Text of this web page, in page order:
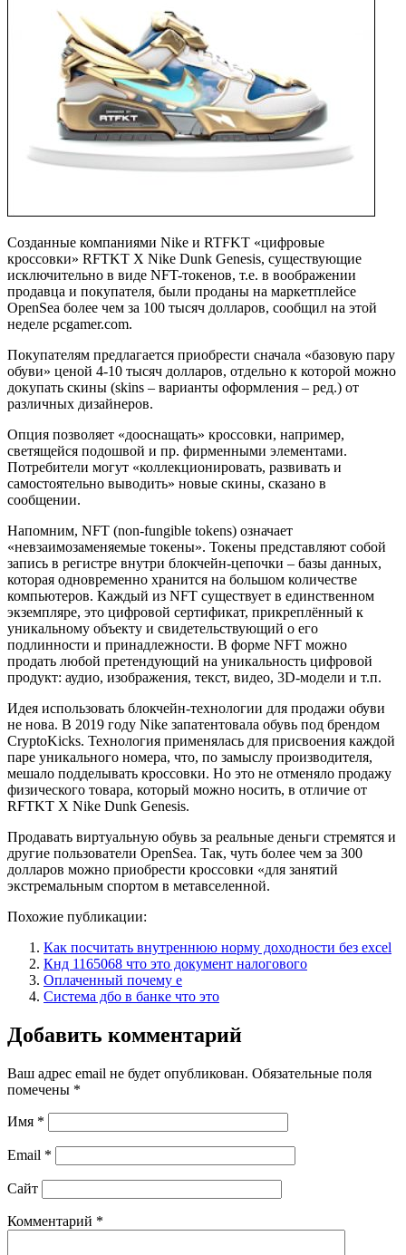
Созданные компаниями Nike и RTFKT «цифровые
кроссовки» RFTKT X Nike Dunk Genesis, существующие
исключительно в виде NFT-токенов, т.е. в воображении
продавца и покупателя, были проданы на маркетплейсе
OpenSea более чем за 100 тысяч долларов, сообщил на этой
неделе pcgamer.com.
Покупателям предлагается приобрести сначала «базовую пару
обуви» ценой 4-10 тысяч долларов, отдельно к которой можно
докупать скины (skins – варианты оформления – ред.) от
различных дизайнеров.
Опция позволяет «дооснащать» кроссовки, например,
светящейся подошвой и пр. фирменными элементами.
Потребители могут «коллекционировать, развивать и
самостоятельно выводить» новые скины, сказано в
сообщении.
Напомним, NFT (non-fungible tokens) означает
«невзаимозаменяемые токены». Токены представляют собой
запись в регистре внутри блокчейн-цепочки – базы данных,
которая одновременно хранится на большом количестве
компьютеров. Каждый из NFT существует в единственном
экземпляре, это цифровой сертификат, прикреплённый к
уникальному объекту и свидетельствующий о его
подлинности и принадлежности. В форме NFT можно
продать любой претендующий на уникальность цифровой
продукт: аудио, изображения, текст, видео, 3D-модели и т.п.
Идея использовать блокчейн-технологии для продажи обуви
не нова. В 2019 году Nike запатентовала обувь под брендом
CryptoKicks. Технология применялась для присвоения каждой
паре уникального номера, что, по замыслу производителя,
мешало подделывать кроссовки. Но это не отменяло продажу
физического товара, который можно носить, в отличие от
RFTKT X Nike Dunk Genesis.
Продавать виртуальную обувь за реальные деньги стремятся и
другие пользователи OpenSea. Так, чуть более чем за 300
долларов можно приобрести кроссовки «для занятий
экстремальным спортом в метавселенной.
Похожие публикации:
Как посчитать внутреннюю норму доходности без excel
Кнд 1165068 что это документ налогового
Оплаченный почему е
Система дбо в банке что это
Добавить комментарий
Ваш адрес email не будет опубликован. Обязательные поля
помечены *
Имя *
Email *
Сайт
Комментарий *